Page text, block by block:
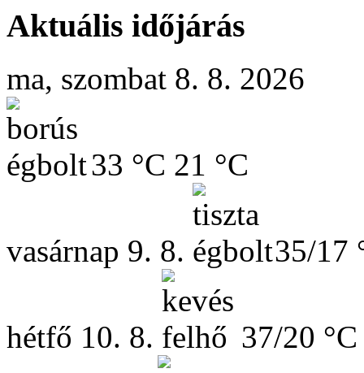
Aktuális időjárás
ma, szombat 8. 8. 2026
33 °C 21 °C
vasárnap 9. 8. 35/17
hétfő 10. 8. 37/20 °C